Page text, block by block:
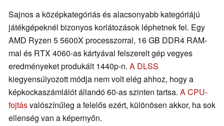
Sajnos a középkategóriás és alacsonyabb kategóriájú
játékgépeknél bizonyos korlátozások léphetnek fel. Egy
AMD Ryzen 5 5600X processzorral, 16 GB DDR4 RAM-
mal és RTX 4060-as kártyával felszerelt gép vegyes
eredményeket produkált 1440p-n. A DLSS
kiegyensúlyozott módja nem volt elég ahhoz, hogy a
képkockaszámlálót állandó 60-as szinten tartsa. A CPU-
fojtásvalószínűleg a felelős ezért, különösen akkor, ha sok
ellenség van a képernyőn.